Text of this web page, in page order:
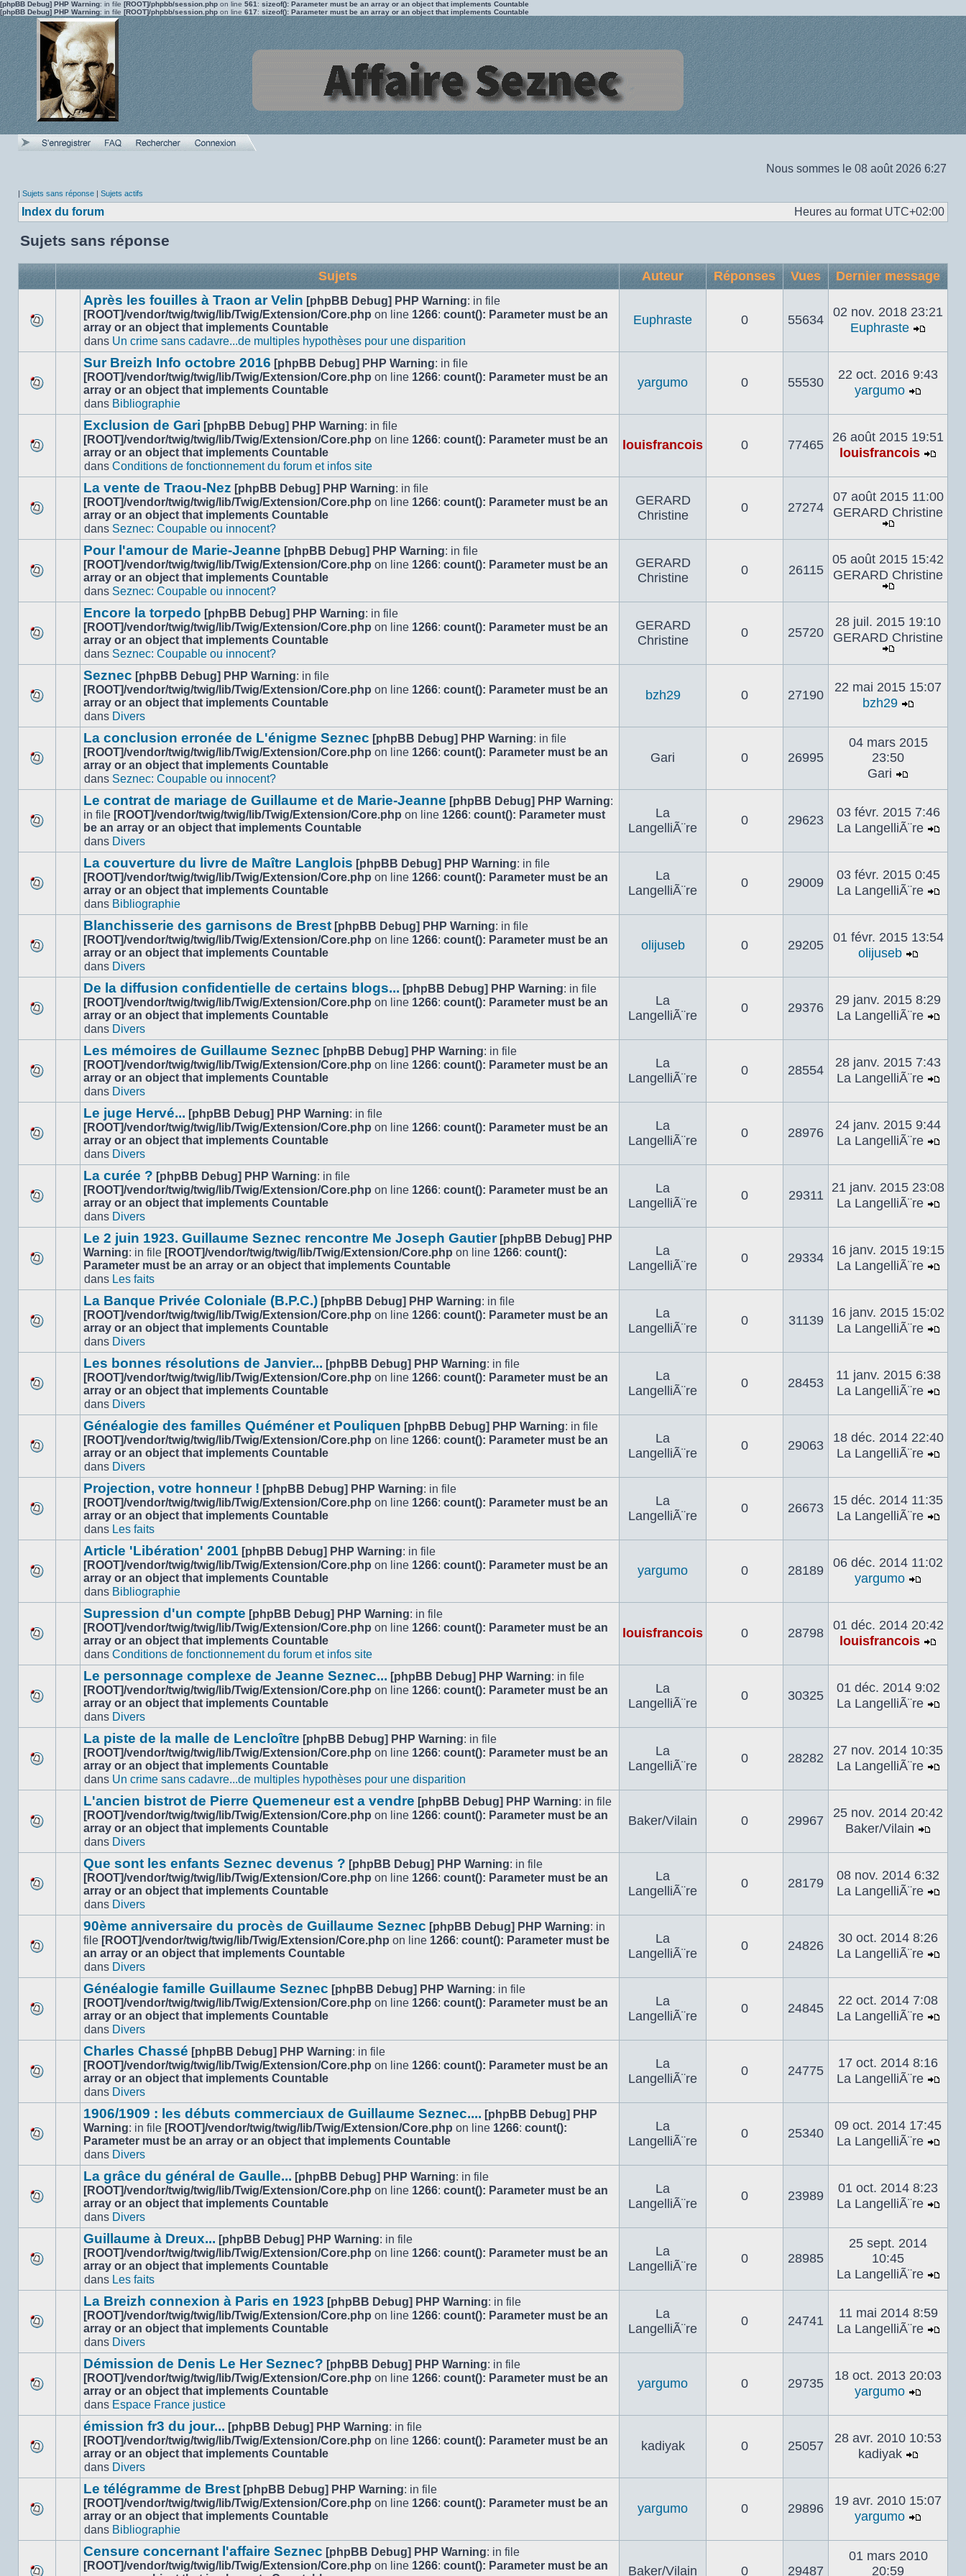
[phpBB Debug] PHP Warning: in file [ROOT]/phpbb/session.php on line 561 : sizeof(): Parameter must be an array or an object that implements Countable
[phpBB Debug] PHP Warning: in file [ROOT]/phpbb/session.php on line 617: sizeof(): Parameter must be an array or an object that implements Countable
Nous sommes le 08 août 2026 6:27
| Sujets sans réponse | Sujets actifs
Index du forum Heures au format UTC+02:00
Sujets sans réponse
Sujets Auteur Réponses Vues Dernier message
nouveau
message
Après les fouilles à Traon ar Velin [phpBB Debug] PHP Warning: in file
[ROOT]/vendor/twig/twig/lib/Twig/Extension/Core.php on line 1266: count(): Parameter must be an
array or an object that implements Countable
dans Un crime sans cadavre...de multiples hypothèses pour une disparition
Euphraste 0 55634
02 nov. 2018 23:21
Euphraste
le
dernier
nouveau
message
Sur Breizh Info octobre 2016 [phpBB Debug] PHP Warning: in file
[ROOT]/vendor/twig/twig/lib/Twig/Extension/Core.php on line 1266: count(): Parameter must be an
array or an object that implements Countable
dans Bibliographie
yargumo 0 55530
22 oct. 2016 9:43
yargumo
le
dernier
nouveau
message
Exclusion de Gari [phpBB Debug] PHP Warning: in file
[ROOT]/vendor/twig/twig/lib/Twig/Extension/Core.php on line 1266: count(): Parameter must be an
array or an object that implements Countable
dans Conditions de fonctionnement du forum et infos site
louisfrancois 0 77465
26 août 2015 19:51
louisfrancois
le
nouveau
message
La vente de Traou-Nez [phpBB Debug] PHP Warning: in file
[ROOT]/vendor/twig/twig/lib/Twig/Extension/Core.php on line 1266: count(): Parameter must be an
array or an object that implements Countable
dans Seznec: Coupable ou innocent?
GERARD
Christine
0 27274
07 août 2015 11:00
GERARD Christine
dernier
message
nouveau
message
Pour l'amour de Marie-Jeanne [phpBB Debug] PHP Warning: in file
[ROOT]/vendor/twig/twig/lib/Twig/Extension/Core.php on line 1266: count(): Parameter must be an
array or an object that implements Countable
dans Seznec: Coupable ou innocent?
GERARD
Christine
0 26115
05 août 2015 15:42
GERARD Christine
dernier
message
nouveau
message
Encore la torpedo [phpBB Debug] PHP Warning: in file
[ROOT]/vendor/twig/twig/lib/Twig/Extension/Core.php on line 1266: count(): Parameter must be an
array or an object that implements Countable
dans Seznec: Coupable ou innocent?
GERARD
Christine
0 25720
28 juil. 2015 19:10
GERARD Christine
dernier
message
nouveau
message
Seznec [phpBB Debug] PHP Warning: in file
[ROOT]/vendor/twig/twig/lib/Twig/Extension/Core.php on line 1266: count(): Parameter must be an
array or an object that implements Countable
dans Divers
bzh29 0 27190
22 mai 2015 15:07
bzh29
le
dernier
nouveau
message
La conclusion erronée de L'énigme Seznec [phpBB Debug] PHP Warning: in file
[ROOT]/vendor/twig/twig/lib/Twig/Extension/Core.php on line 1266: count(): Parameter must be an
array or an object that implements Countable
dans Seznec: Coupable ou innocent?
Gari 0 26995
04 mars 2015
23:50
Gari
dernier
message
nouveau
message
Le contrat de mariage de Guillaume et de Marie-Jeanne [phpBB Debug] PHP Warning:
in file [ROOT]/vendor/twig/twig/lib/Twig/Extension/Core.php on line 1266: count(): Parameter must
be an array or an object that implements Countable
dans Divers
La
LangelliÃ¨re
0 29623
03 févr. 2015 7:46
La LangelliÃ¨re
le
nouveau
message
La couverture du livre de Maître Langlois [phpBB Debug] PHP Warning: in file
[ROOT]/vendor/twig/twig/lib/Twig/Extension/Core.php on line 1266: count(): Parameter must be an
array or an object that implements Countable
dans Bibliographie
La
LangelliÃ¨re
0 29009
03 févr. 2015 0:45
La LangelliÃ¨re
le
nouveau
message
Blanchisserie des garnisons de Brest [phpBB Debug] PHP Warning: in file
[ROOT]/vendor/twig/twig/lib/Twig/Extension/Core.php on line 1266: count(): Parameter must be an
array or an object that implements Countable
dans Divers
olijuseb 0 29205
01 févr. 2015 13:54
olijuseb
le
dernier
nouveau
message
De la diffusion confidentielle de certains blogs... [phpBB Debug] PHP Warning: in file
[ROOT]/vendor/twig/twig/lib/Twig/Extension/Core.php on line 1266: count(): Parameter must be an
array or an object that implements Countable
dans Divers
La
LangelliÃ¨re
0 29376
29 janv. 2015 8:29
La LangelliÃ¨re
le
nouveau
message
Les mémoires de Guillaume Seznec [phpBB Debug] PHP Warning: in file
[ROOT]/vendor/twig/twig/lib/Twig/Extension/Core.php on line 1266: count(): Parameter must be an
array or an object that implements Countable
dans Divers
La
LangelliÃ¨re
0 28554
28 janv. 2015 7:43
La LangelliÃ¨re
le
nouveau
message
Le juge Hervé... [phpBB Debug] PHP Warning: in file
[ROOT]/vendor/twig/twig/lib/Twig/Extension/Core.php on line 1266: count(): Parameter must be an
array or an object that implements Countable
dans Divers
La
LangelliÃ¨re
0 28976
24 janv. 2015 9:44
La LangelliÃ¨re
le
nouveau
message
La curée ? [phpBB Debug] PHP Warning: in file
[ROOT]/vendor/twig/twig/lib/Twig/Extension/Core.php on line 1266: count(): Parameter must be an
array or an object that implements Countable
dans Divers
La
LangelliÃ¨re
0 29311
21 janv. 2015 23:08
La LangelliÃ¨re
le
nouveau
message
Le 2 juin 1923. Guillaume Seznec rencontre Me Joseph Gautier [phpBB Debug] PHP
Warning: in file [ROOT]/vendor/twig/twig/lib/Twig/Extension/Core.php on line 1266: count():
Parameter must be an array or an object that implements Countable
dans Les faits
La
LangelliÃ¨re
0 29334
16 janv. 2015 19:15
La LangelliÃ¨re
le
nouveau
message
La Banque Privée Coloniale (B.P.C.) [phpBB Debug] PHP Warning: in file
[ROOT]/vendor/twig/twig/lib/Twig/Extension/Core.php on line 1266: count(): Parameter must be an
array or an object that implements Countable
dans Divers
La
LangelliÃ¨re
0 31139
16 janv. 2015 15:02
La LangelliÃ¨re
le
nouveau
message
Les bonnes résolutions de Janvier... [phpBB Debug] PHP Warning: in file
[ROOT]/vendor/twig/twig/lib/Twig/Extension/Core.php on line 1266: count(): Parameter must be an
array or an object that implements Countable
dans Divers
La
LangelliÃ¨re
0 28453
11 janv. 2015 6:38
La LangelliÃ¨re
le
nouveau
message
Généalogie des familles Quéméner et Pouliquen [phpBB Debug] PHP Warning: in file
[ROOT]/vendor/twig/twig/lib/Twig/Extension/Core.php on line 1266: count(): Parameter must be an
array or an object that implements Countable
dans Divers
La
LangelliÃ¨re
0 29063
18 déc. 2014 22:40
La LangelliÃ¨re
le
nouveau
message
Projection, votre honneur ! [phpBB Debug] PHP Warning: in file
[ROOT]/vendor/twig/twig/lib/Twig/Extension/Core.php on line 1266: count(): Parameter must be an
array or an object that implements Countable
dans Les faits
La
LangelliÃ¨re
0 26673
15 déc. 2014 11:35
La LangelliÃ¨re
le
nouveau
message
Article 'Libération' 2001 [phpBB Debug] PHP Warning: in file
[ROOT]/vendor/twig/twig/lib/Twig/Extension/Core.php on line 1266: count(): Parameter must be an
array or an object that implements Countable
dans Bibliographie
yargumo 0 28189
06 déc. 2014 11:02
yargumo
le
dernier
nouveau
message
Supression d'un compte [phpBB Debug] PHP Warning: in file
[ROOT]/vendor/twig/twig/lib/Twig/Extension/Core.php on line 1266: count(): Parameter must be an
array or an object that implements Countable
dans Conditions de fonctionnement du forum et infos site
louisfrancois 0 28798
01 déc. 2014 20:42
louisfrancois
le
nouveau
message
Le personnage complexe de Jeanne Seznec... [phpBB Debug] PHP Warning: in file
[ROOT]/vendor/twig/twig/lib/Twig/Extension/Core.php on line 1266: count(): Parameter must be an
array or an object that implements Countable
dans Divers
La
LangelliÃ¨re
0 30325
01 déc. 2014 9:02
La LangelliÃ¨re
le
nouveau
message
La piste de la malle de Lencloître [phpBB Debug] PHP Warning: in file
[ROOT]/vendor/twig/twig/lib/Twig/Extension/Core.php on line 1266: count(): Parameter must be an
array or an object that implements Countable
dans Un crime sans cadavre...de multiples hypothèses pour une disparition
La
LangelliÃ¨re
0 28282
27 nov. 2014 10:35
La LangelliÃ¨re
le
nouveau
message
L'ancien bistrot de Pierre Quemeneur est a vendre [phpBB Debug] PHP Warning: in file
[ROOT]/vendor/twig/twig/lib/Twig/Extension/Core.php on line 1266: count(): Parameter must be an
array or an object that implements Countable
dans Divers
Baker/Vilain 0 29967
25 nov. 2014 20:42
Baker/Vilain
le
nouveau
message
Que sont les enfants Seznec devenus ? [phpBB Debug] PHP Warning: in file
[ROOT]/vendor/twig/twig/lib/Twig/Extension/Core.php on line 1266: count(): Parameter must be an
array or an object that implements Countable
dans Divers
La
LangelliÃ¨re
0 28179
08 nov. 2014 6:32
La LangelliÃ¨re
le
nouveau
message
90ème anniversaire du procès de Guillaume Seznec [phpBB Debug] PHP Warning: in
file [ROOT]/vendor/twig/twig/lib/Twig/Extension/Core.php on line 1266: count(): Parameter must be
an array or an object that implements Countable
dans Divers
La
LangelliÃ¨re
0 24826
30 oct. 2014 8:26
La LangelliÃ¨re
le
nouveau
message
Généalogie famille Guillaume Seznec [phpBB Debug] PHP Warning: in file
[ROOT]/vendor/twig/twig/lib/Twig/Extension/Core.php on line 1266: count(): Parameter must be an
array or an object that implements Countable
dans Divers
La
LangelliÃ¨re
0 24845
22 oct. 2014 7:08
La LangelliÃ¨re
le
nouveau
message
Charles Chassé [phpBB Debug] PHP Warning: in file
[ROOT]/vendor/twig/twig/lib/Twig/Extension/Core.php on line 1266: count(): Parameter must be an
array or an object that implements Countable
dans Divers
La
LangelliÃ¨re
0 24775
17 oct. 2014 8:16
La LangelliÃ¨re
le
nouveau
message
1906/1909 : les débuts commerciaux de Guillaume Seznec.... [phpBB Debug] PHP
Warning: in file [ROOT]/vendor/twig/twig/lib/Twig/Extension/Core.php on line 1266: count():
Parameter must be an array or an object that implements Countable
dans Divers
La
LangelliÃ¨re
0 25340
09 oct. 2014 17:45
La LangelliÃ¨re
le
nouveau
message
La grâce du général de Gaulle... [phpBB Debug] PHP Warning: in file
[ROOT]/vendor/twig/twig/lib/Twig/Extension/Core.php on line 1266: count(): Parameter must be an
array or an object that implements Countable
dans Divers
La
LangelliÃ¨re
0 23989
01 oct. 2014 8:23
La LangelliÃ¨re
le
nouveau
message
Guillaume à Dreux... [phpBB Debug] PHP Warning: in file
[ROOT]/vendor/twig/twig/lib/Twig/Extension/Core.php on line 1266: count(): Parameter must be an
array or an object that implements Countable
dans Les faits
La
LangelliÃ¨re
0 28985
25 sept. 2014
10:45
La LangelliÃ¨re
nouveau
message
La Breizh connexion à Paris en 1923 [phpBB Debug] PHP Warning: in file
[ROOT]/vendor/twig/twig/lib/Twig/Extension/Core.php on line 1266: count(): Parameter must be an
array or an object that implements Countable
dans Divers
La
LangelliÃ¨re
0 24741
11 mai 2014 8:59
La LangelliÃ¨re
le
nouveau
message
Démission de Denis Le Her Seznec? [phpBB Debug] PHP Warning: in file
[ROOT]/vendor/twig/twig/lib/Twig/Extension/Core.php on line 1266: count(): Parameter must be an
array or an object that implements Countable
dans Espace France justice
yargumo 0 29735
18 oct. 2013 20:03
yargumo
le
dernier
nouveau
message
émission fr3 du jour... [phpBB Debug] PHP Warning: in file
[ROOT]/vendor/twig/twig/lib/Twig/Extension/Core.php on line 1266: count(): Parameter must be an
array or an object that implements Countable
dans Divers
kadiyak 0 25057
28 avr. 2010 10:53
kadiyak
le
dernier
nouveau
message
Le télégramme de Brest [phpBB Debug] PHP Warning: in file
[ROOT]/vendor/twig/twig/lib/Twig/Extension/Core.php on line 1266: count(): Parameter must be an
array or an object that implements Countable
dans Bibliographie
yargumo 0 29896
19 avr. 2010 15:07
yargumo
le
dernier
Censure concernant l'affaire Seznec [phpBB Debug] PHP Warning: in file
[ROOT]/vendor/twig/twig/lib/Twig/Extension/Core.php on line 1266: count(): Parameter must be an
Baker/Vilain 0 29487
01 mars 2010
20:59